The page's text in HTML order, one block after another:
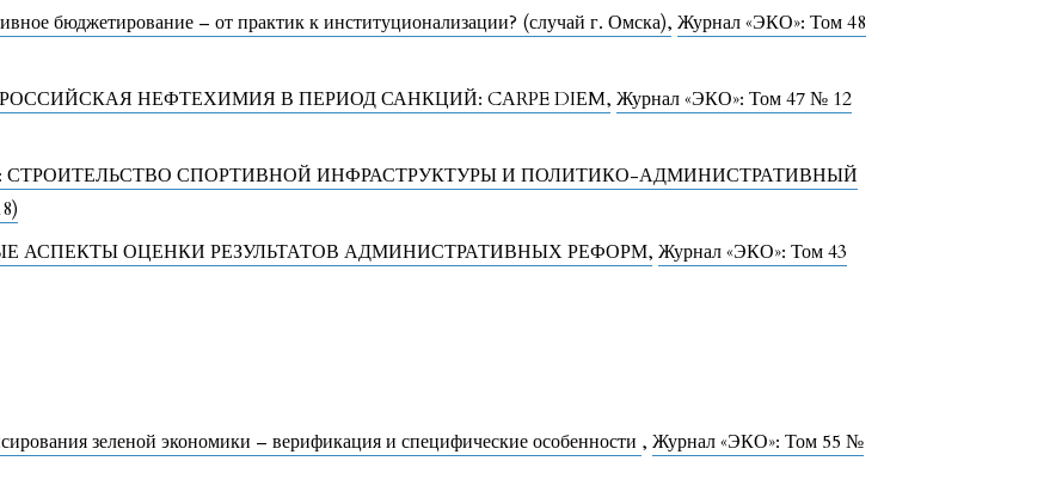
бюджетирование – от практик к институционализации? (случай г. Омска),Журнал «ЭКО»: Том 48
РОССИЙСКАЯ НЕФТЕХИМИЯ В ПЕРИОД САНКЦИЙ: CАRPE DIЕM,Журнал «ЭКО»: Том 47 № 12
СПОРТИВНОЙ ИНФРАСТРУКТУРЫ И ПОЛИТИКО-АДМИНИСТРАТИВНЫЙ
АСПЕКТЫ ОЦЕНКИ РЕЗУЛЬТАТОВ АДМИНИСТРАТИВНЫХ РЕФОРМ,Журнал «ЭКО»: Том 43
зеленой экономики – верификация и специфические особенности ,Журнал «ЭКО»: Том 55 №